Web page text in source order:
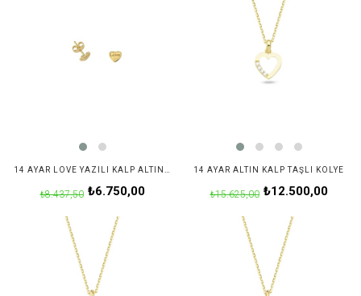
₺6.750,00
₺8.437,50
14 AYAR ALTIN KALP TAŞLI KOLYE
₺12.500,00
₺15.625,00